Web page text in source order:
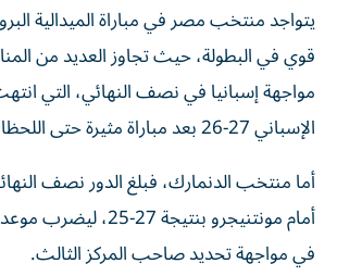
يتواجد منتخب مصر في مباراة الميدالية
قوي في البطولة، حيث تجاوز العديد من
مواجهة إسبانيا في نصف النهائي، التي
الإسباني 27-26 بعد مباراة مثيرة حتى اللحظات الأخيرة.
أما منتخب الدنمارك، فبلغ الدور نصف
أمام مونتنيجرو بنتيجة
في مواجهة تحديد صاحب المركز الثالث.